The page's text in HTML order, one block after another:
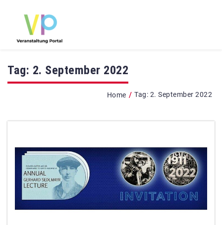
Tag: 2. September 2022
Home / Tag: 2. September 2022